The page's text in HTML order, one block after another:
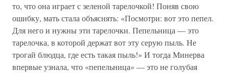
то, что она играет с зеленой тарелочкой! Поняв свою
ошибку, мать стала объяснять: «Посмотри: вот это пепел.
Для него и нужны эти тарелочки. Пепельница — это
тарелочка, в которой держат вот эту серую пыль. Не
трогай блюдца, где есть такая пыль!» И тогда Минерва
впервые узнала, что «пепельница» — это не голубая